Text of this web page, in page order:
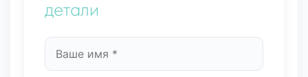
детали